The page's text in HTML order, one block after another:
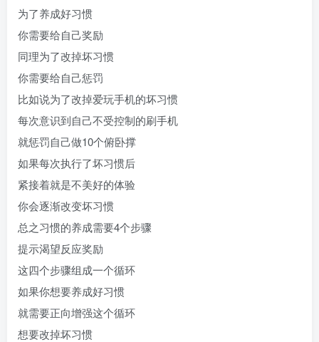
为了养成好习惯
你需要给自己奖励
同理为了改掉坏习惯
你需要给自己惩罚
比如说为了改掉爱玩手机的坏习惯
每次意识到自己不受控制的刷手机
就惩罚自己做10个俯卧撑
如果每次执行了坏习惯后
紧接着就是不美好的体验
你会逐渐改变坏习惯
总之习惯的养成需要4个步骤
提示渴望反应奖励
这四个步骤组成一个循环
如果你想要养成好习惯
就需要正向增强这个循环
想要改掉坏习惯